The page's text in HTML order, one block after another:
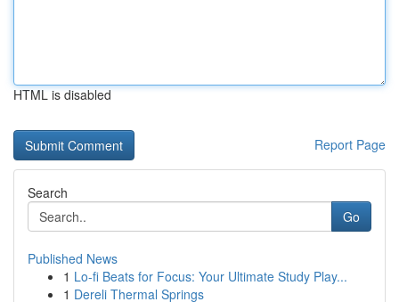
HTML is disabled
Report Page
Search
Go
Published News
1 Lo-fi Beats for Focus: Your Ultimate Study Play...
1 Dereli Thermal Springs